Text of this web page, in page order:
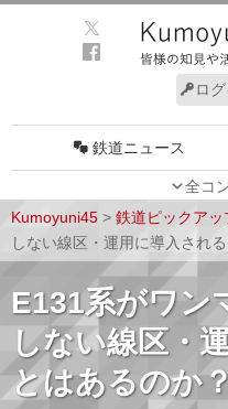
ロ
全コ
鉄道ニュース
車両技術
ルール
Kumoyuni45 > 鉄道ピックアッ
しない線区・運用に導入され
E131系がワン
しない線区・
とはあるのか？